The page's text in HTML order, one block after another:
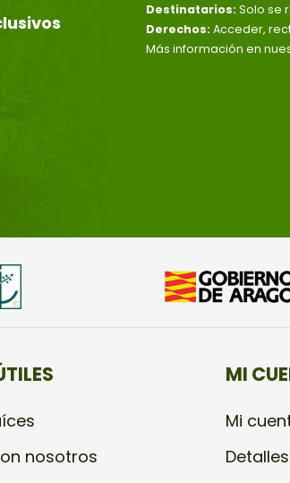
Destinatarios: Solo se
Derechos: Acceder,
Más información en
nosotros
MI
Mi